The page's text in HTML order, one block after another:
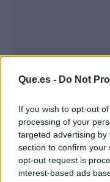
Que.es - Do Not
If you wish to opt-out
processing of your
targeted advertising
section to confirm your
opt-out request is
interest-based ads